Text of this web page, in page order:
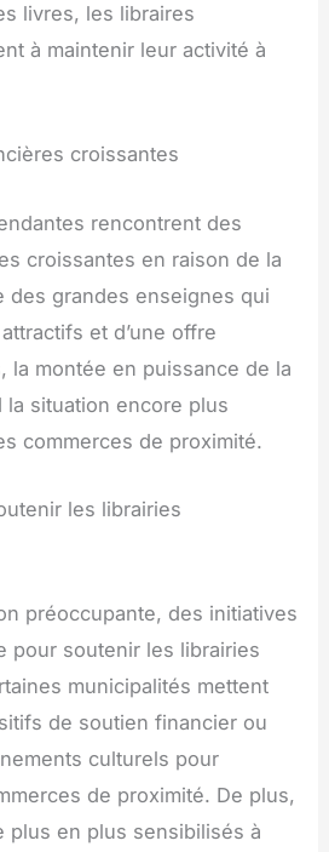
livres, les libraires
à maintenir leur activité à
croissantes
rencontrent des
croissantes en raison de la
des grandes enseignes qui
et d’une offre
la montée en puissance de la
situation encore plus
commerces de proximité.
les librairies
préoccupante, des initiatives
pour soutenir les librairies
municipalités mettent
de soutien financier ou
culturels pour
de proximité. De plus,
plus en plus sensibilisés à